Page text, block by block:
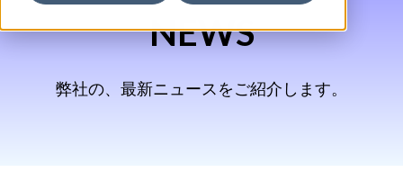
NEWS
弊社の、最新ニュースをご紹介します。